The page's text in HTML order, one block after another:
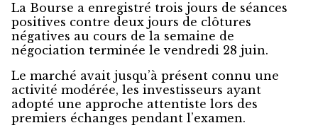
La Bourse a enregistré trois jours de séances
positives contre deux jours de clôtures
négatives au cours de la semaine de
négociation terminée le vendredi 28 juin.
Le marché avait jusqu’à présent connu une
activité modérée, les investisseurs ayant
adopté une approche attentiste lors des
premiers échanges pendant l’examen.